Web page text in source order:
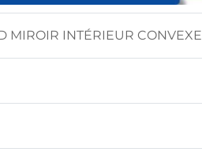
MIROIR INTÉRIEUR CONVEXE